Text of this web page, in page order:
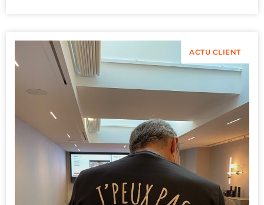
ACTU CLIENT